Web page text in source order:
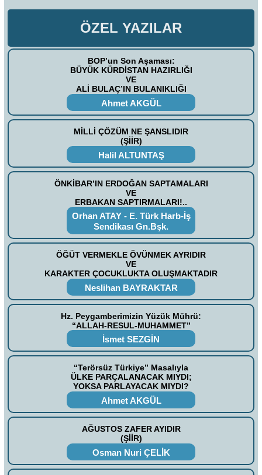
ÖZEL YAZILAR
BOP’un Son Aşaması:
BÜYÜK KÜRDİSTAN HAZIRLIĞI
VE
ALİ BULAÇ’IN BULANIKLIĞI
Ahmet AKGÜL
MİLLİ ÇÖZÜM NE ŞANSLIDIR
(ŞİİR)
Halil ALTUNTAŞ
ÖNKİBAR’IN ERDOĞAN SAPTAMALARI
VE
ERBAKAN SAPTIRMALARI!..
Orhan ATAY - E. Türk Harb-İş
Sendikası Gn.Bşk.
ÖĞÜT VERMEKLE ÖVÜNMEK AYRIDIR
VE
KARAKTER ÇOCUKLUKTA OLUŞMAKTADIR
Neslihan BAYRAKTAR
Hz. Peygamberimizin Yüzük Mührü:
“ALLAH-RESUL-MUHAMMET”
İsmet SEZGİN
“Terörsüz Türkiye” Masalıyla
ÜLKE PARÇALANACAK MIYDI;
YOKSA PARLAYACAK MIYDI?
Ahmet AKGÜL
AĞUSTOS ZAFER AYIDIR
(ŞİİR)
Osman Nuri ÇELİK